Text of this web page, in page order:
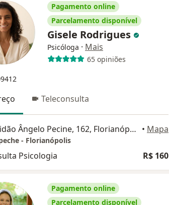
Pagamento online
Parcelamento disponível
Gisele Rodrigues
Psicóloga · Mais
65 opiniões
Teleconsulta
Servidão Ângelo Pecine, 162, Florianópolis • Mapa
- Florianópolis
Psicologia R$ 160
Pagamento online
Parcelamento disponível